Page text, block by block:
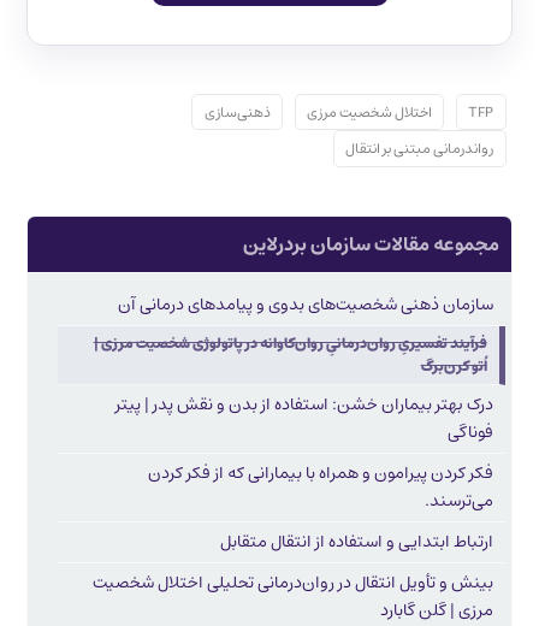
TFP اختلال شخصیت مرزی
ذهنی‌سازی
رواندرمانی مبتنی بر انتقال
مجموعه مقالات سازمان بردرلاین
سازمان ذهنی شخصیت‌های بدوی و پیامدهای درمانی آن
فرآیند تفسیریِ روان‌درمانیِ روان‌کاوانه در پاتولوژی شخصیت مرزی |
اُتو کرن‌برگ
درک بهتر بیماران خشن: استفاده از بدن و نقش پدر | پیتر
فوناگی
فکر کردن پیرامون و همراه با بیمارانی که از فکر کردن
می‌ترسند.
ارتباط ابتدایی و استفاده از انتقال متقابل
بینش و تأویل انتقال در روان‌‌درمانی تحلیلی اختلال شخصیت
مرزی | گلن گابارد